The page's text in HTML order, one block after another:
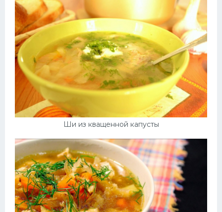
Ши из кващенной капусты